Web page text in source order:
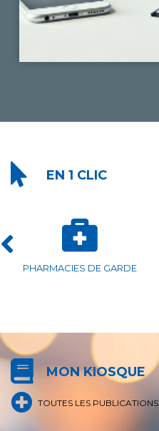
EN 1 CLIC
ASSOCIATIONS ISLOISES
MON KIOSQUE
TOUTES LES PUBLICATIONS